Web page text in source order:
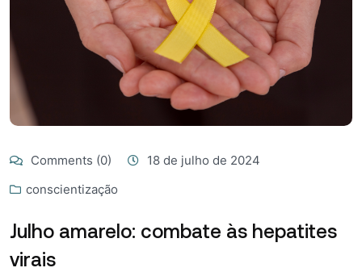
Comments (0)
18 de julho de 2024
conscientização
Julho amarelo: combate às hepatites
virais